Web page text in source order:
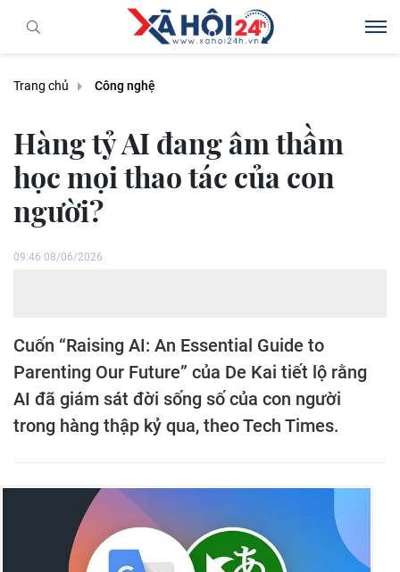
Trang chủ Công nghệ
Hàng tỷ AI đang âm thầm
học mọi thao tác của con
người?
09:46 08/06/2026
Cuốn “Raising AI: An Essential Guide to
Parenting Our Future” của De Kai tiết lộ rằng
AI đã giám sát đời sống số của con người
trong hàng thập kỷ qua, theo Tech Times.